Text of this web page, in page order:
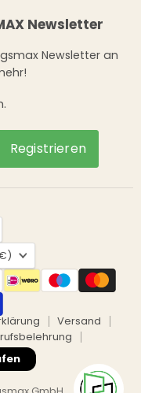
Newsletter
Newsletter an
Registrieren
€)
Versand